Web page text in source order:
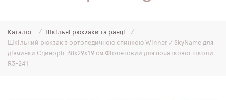
МОЛОДІЖНІ РЮКЗАКИ
ПЕНАЛИ
Каталог
Шкільні рюкзаки та ранці
Шкільний рюкзак з ортопедичною спинкою Winner / SkyName для
дівчинки Єдиноріг 38х29х19 см Фіолетовий для початкової школи
R3-241